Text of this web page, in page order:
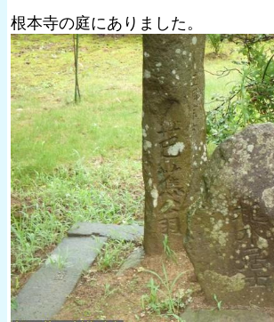
根本寺の庭にありました。